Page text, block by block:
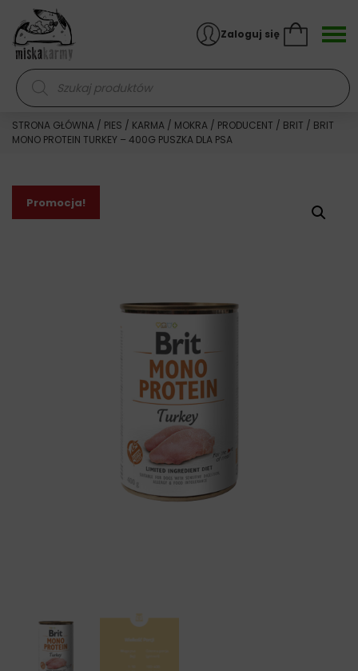
Skocz do treści
Wyszukiwarka produktów
Zaloguj się
STRONA GŁÓWNA / PIES / KARMA / MOKRA / PRODUCENT / BRIT / BRIT
MONO PROTEIN TURKEY – 400G PUSZKA DLA PSA
Promocja!